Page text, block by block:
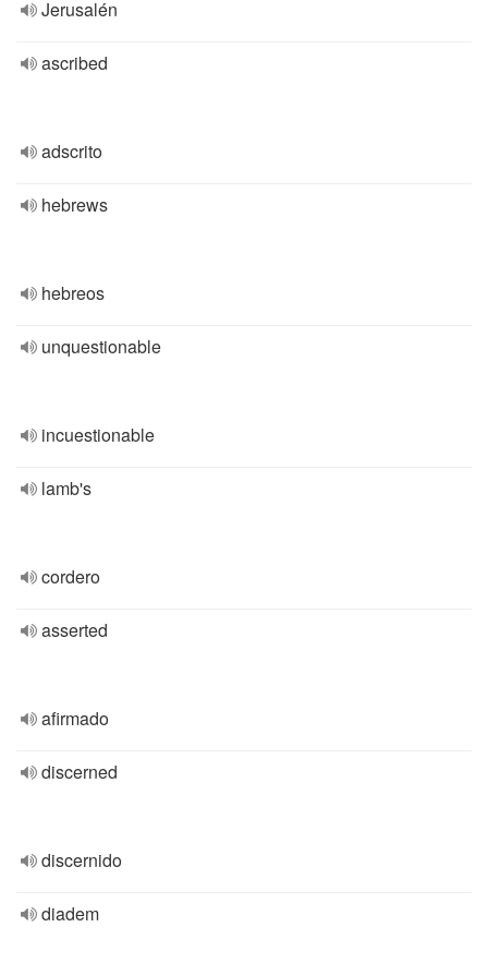
Jerusalén
ascribed
adscrito
hebrews
hebreos
unquestionable
incuestionable
lamb's
cordero
asserted
afirmado
discerned
discernido
diadem